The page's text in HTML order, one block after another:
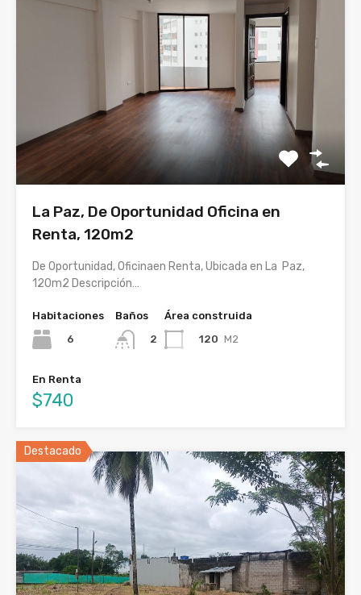
La Paz, De Oportunidad Oficina en
Renta, 120m2
De Oportunidad, Oficinaen Renta, Ubicada en La Paz,
120m2 Descripción…
Habitaciones
6
Baños
2
Área construida
120 M2
En Renta
$740
Destacado